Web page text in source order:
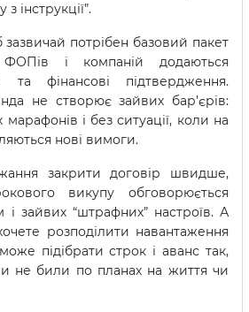
інструкції”.
потрібен базовий пакет
і компаній додаються
та фінансові підтвердження.
не створює зайвих бар’єрів:
і без ситуації, коли на
нові вимоги.
закрити договір швидше,
викупу обговорюється
зайвих “штрафних” настроїв. А
розподілити навантаження
підібрати строк і аванс так,
не били по планах на життя чи